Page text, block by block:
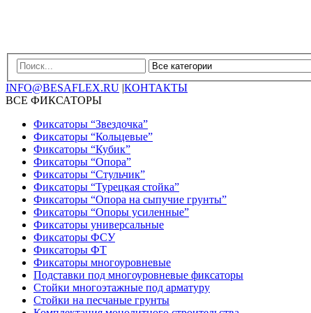
INFO@BESAFLEX.RU |КОНТАКТЫ
ВСЕ ФИКСАТОРЫ
Фиксаторы “Звездочка”
Фиксаторы “Кольцевые”
Фиксаторы “Кубик”
Фиксаторы “Опора”
Фиксаторы “Стульчик”
Фиксаторы “Турецкая стойка”
Фиксаторы “Опора на сыпучие грунты”
Фиксаторы “Опоры усиленные”
Фиксаторы универсальные
Фиксаторы ФСУ
Фиксаторы ФТ
Фиксаторы многоуровневые
Подставки под многоуровневые фиксаторы
Стойки многоэтажные под арматуру
Стойки на песчаные грунты